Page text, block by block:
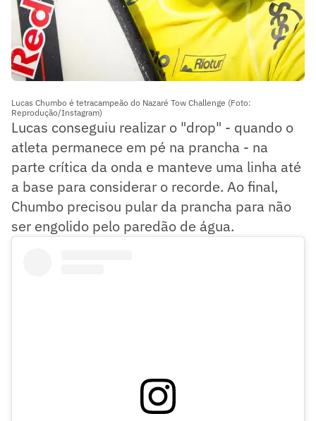
Lucas Chumbo é tetracampeão do Nazaré Tow Challenge (Foto:
Reprodução/Instagram)
Lucas conseguiu realizar o "drop" - quando o
atleta permanece em pé na prancha - na
parte crítica da onda e manteve uma linha até
a base para considerar o recorde. Ao final,
Chumbo precisou pular da prancha para não
ser engolido pelo paredão de água.